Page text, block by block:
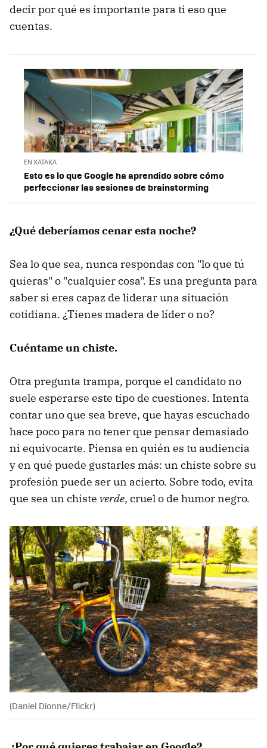
decir por qué es importante para ti eso que
cuentas.
EN XATAKA
Esto es lo que Google ha aprendido sobre cómo
perfeccionar las sesiones de brainstorming
¿Qué deberíamos cenar esta noche?
Sea lo que sea, nunca respondas con "lo que tú
quieras" o "cualquier cosa". Es una pregunta para
saber si eres capaz de liderar una situación
cotidiana. ¿Tienes madera de líder o no?
Cuéntame un chiste.
Otra pregunta trampa, porque el candidato no
suele esperarse este tipo de cuestiones. Intenta
contar uno que sea breve, que hayas escuchado
hace poco para no tener que pensar demasiado
ni equivocarte. Piensa en quién es tu audiencia
y en qué puede gustarles más: un chiste sobre su
profesión puede ser un acierto. Sobre todo, evita
que sea un chiste verde, cruel o de humor negro.
(Daniel Dionne/Flickr)